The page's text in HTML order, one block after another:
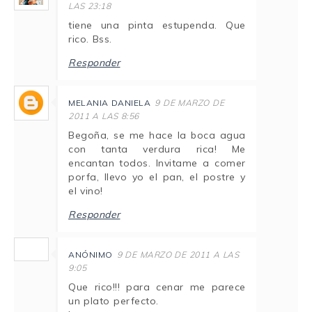
LAS 23:18
tiene una pinta estupenda. Que
rico. Bss.
Responder
MELANIA DANIELA 9 DE MARZO DE
2011 A LAS 8:56
Begoña, se me hace la boca agua
con tanta verdura rica! Me
encantan todos. Invitame a comer
porfa, llevo yo el pan, el postre y
el vino!
Responder
ANÓNIMO 9 DE MARZO DE 2011 A LAS
9:05
Que rico!!! para cenar me parece
un plato perfecto.